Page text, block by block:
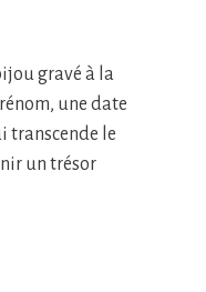
gravé à la
une date
transcende le
un trésor